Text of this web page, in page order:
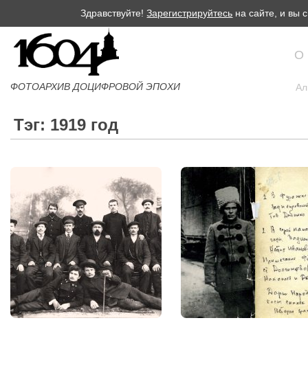
Здравствуйте!Зарегистрируйтесь на сайте, и вы
ФОТОАРХИВ ДОЦИФРОВОЙ ЭПОХИ
О
Тэг: 1919 год